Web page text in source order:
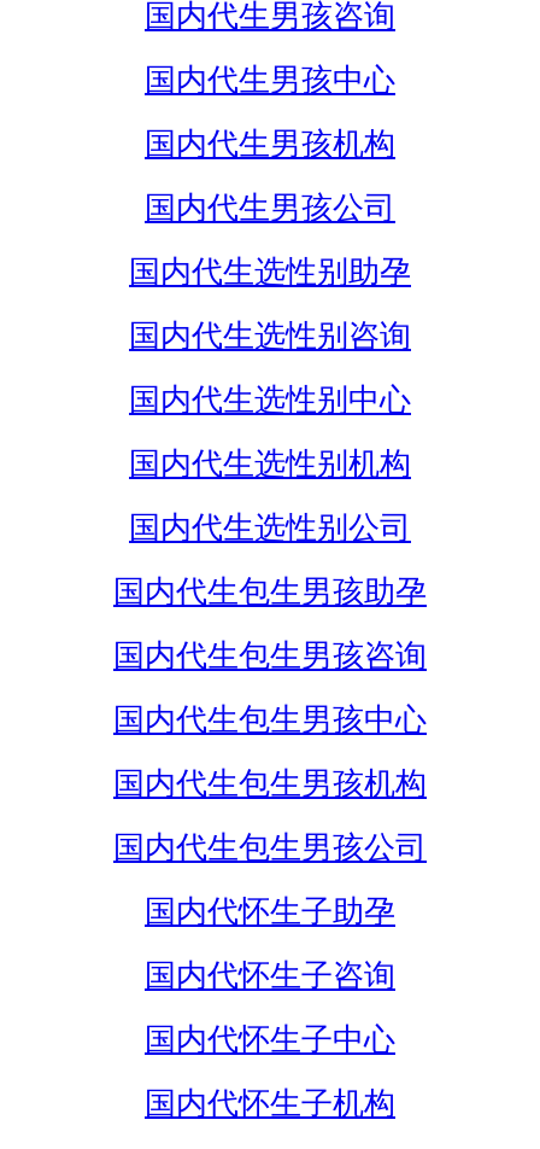
国内代生男孩咨询
国内代生男孩中心
国内代生男孩机构
国内代生男孩公司
国内代生选性别助孕
国内代生选性别咨询
国内代生选性别中心
国内代生选性别机构
国内代生选性别公司
国内代生包生男孩助孕
国内代生包生男孩咨询
国内代生包生男孩中心
国内代生包生男孩机构
国内代生包生男孩公司
国内代怀生子助孕
国内代怀生子咨询
国内代怀生子中心
国内代怀生子机构